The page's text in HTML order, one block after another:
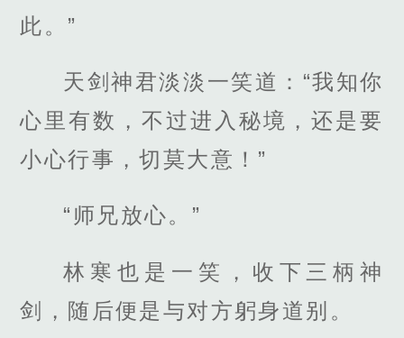
此。”
天剑神君淡淡一笑道：“我知你
心里有数，不过进入秘境，还是要
小心行事，切莫大意！”
“师兄放心。”
林寒也是一笑，收下三柄神
剑，随后便是与对方躬身道别。